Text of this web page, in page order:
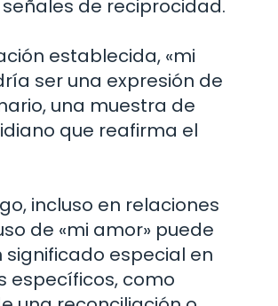
de reciprocidad.
establecida, «mi
ser una expresión de
una muestra de
que reafirma el
incluso en relaciones
de «mi amor» puede
significado especial en
específicos, como